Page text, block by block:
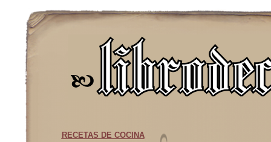
RECETAS DE COCINA